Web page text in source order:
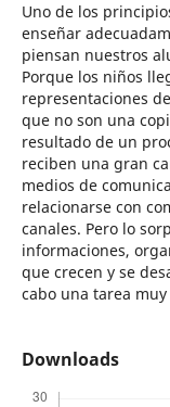
Uno de los
enseñar
piensan nuestros
Porque los niños
representaciones
que no son una
resultado de un
reciben una gran
medios de
relacionarse con
canales. Pero lo
informaciones,
que crecen y se
cabo una tarea
Downloads